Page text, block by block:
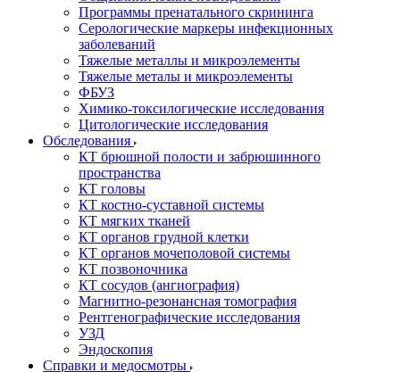
Программы пренатального скрининга
Серологические маркеры инфекционных
заболеваний
Тяжелые металлы и микроэлементы
Тяжелые металы и микроэлементы
ФБУЗ
Химико-токсилогические исследования
Цитологические исследования
Обследования
КТ брюшной полости и забрюшинного
пространства
КТ головы
КТ костно-суставной системы
КТ мягких тканей
КТ органов грудной клетки
КТ органов мочеполовой системы
КТ позвоночника
КТ сосудов (ангиография)
Магнитно-резонансная томография
Рентгенографические исследования
УЗД
Эндоскопия
Справки и медосмотры